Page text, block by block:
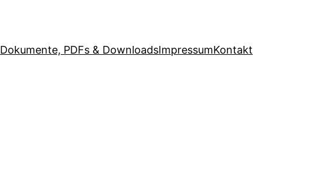
Dokumente, PDFs & DownloadsImpressumKontakt